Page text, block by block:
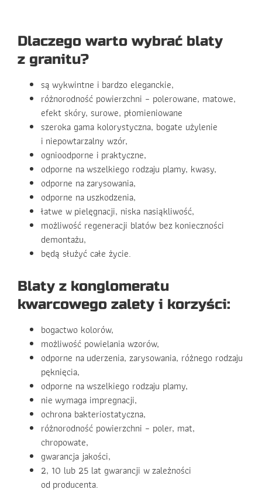
Dlaczego warto wybrać blaty
z granitu?
są wykwintne i bardzo eleganckie,
różnorodność powierzchni – polerowane, matowe,
efekt skóry, surowe, płomieniowane
szeroka gama kolorystyczna, bogate użylenie
i niepowtarzalny wzór,
ognioodporne i praktyczne,
odporne na wszelkiego rodzaju plamy, kwasy,
odporne na zarysowania,
odporne na uszkodzenia,
łatwe w pielęgnacji, niska nasiąkliwość,
możliwość regeneracji blatów bez konieczności
demontażu,
będą służyć całe życie.
Blaty z konglomeratu
kwarcowego zalety i korzyści:
bogactwo kolorów,
możliwość powielania wzorów,
odporne na uderzenia, zarysowania, różnego rodzaju
pęknięcia,
odporne na wszelkiego rodzaju plamy,
nie wymaga impregnacji,
ochrona bakteriostatyczna,
różnorodność powierzchni – poler, mat,
chropowate,
gwarancja jakości,
2, 10 lub 25 lat gwarancji w zależności
od producenta.